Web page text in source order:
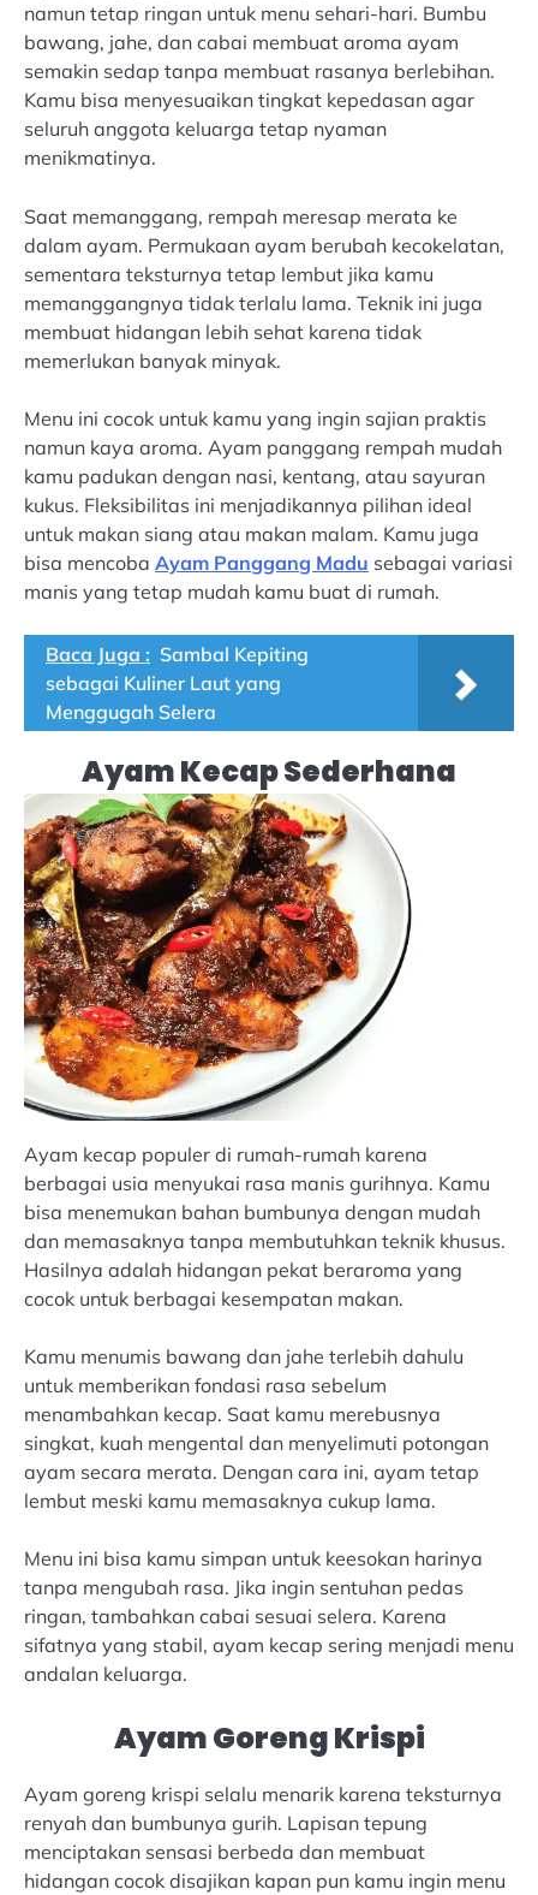
namun tetap ringan untuk menu sehari-hari. Bumbu
bawang, jahe, dan cabai membuat aroma ayam
semakin sedap tanpa membuat rasanya berlebihan.
Kamu bisa menyesuaikan tingkat kepedasan agar
seluruh anggota keluarga tetap nyaman
menikmatinya.
Saat memanggang, rempah meresap merata ke
dalam ayam. Permukaan ayam berubah kecokelatan,
sementara teksturnya tetap lembut jika kamu
memanggangnya tidak terlalu lama. Teknik ini juga
membuat hidangan lebih sehat karena tidak
memerlukan banyak minyak.
Menu ini cocok untuk kamu yang ingin sajian praktis
namun kaya aroma. Ayam panggang rempah mudah
kamu padukan dengan nasi, kentang, atau sayuran
kukus. Fleksibilitas ini menjadikannya pilihan ideal
untuk makan siang atau makan malam. Kamu juga
bisa mencoba Ayam Panggang Madu sebagai variasi
manis yang tetap mudah kamu buat di rumah.
Baca Juga : Sambal Kepiting
sebagai Kuliner Laut yang
Menggugah Selera
Ayam Kecap Sederhana
Ayam kecap populer di rumah-rumah karena
berbagai usia menyukai rasa manis gurihnya. Kamu
bisa menemukan bahan bumbunya dengan mudah
dan memasaknya tanpa membutuhkan teknik khusus.
Hasilnya adalah hidangan pekat beraroma yang
cocok untuk berbagai kesempatan makan.
Kamu menumis bawang dan jahe terlebih dahulu
untuk memberikan fondasi rasa sebelum
menambahkan kecap. Saat kamu merebusnya
singkat, kuah mengental dan menyelimuti potongan
ayam secara merata. Dengan cara ini, ayam tetap
lembut meski kamu memasaknya cukup lama.
Menu ini bisa kamu simpan untuk keesokan harinya
tanpa mengubah rasa. Jika ingin sentuhan pedas
ringan, tambahkan cabai sesuai selera. Karena
sifatnya yang stabil, ayam kecap sering menjadi menu
andalan keluarga.
Ayam Goreng Krispi
Ayam goreng krispi selalu menarik karena teksturnya
renyah dan bumbunya gurih. Lapisan tepung
menciptakan sensasi berbeda dan membuat
hidangan cocok disajikan kapan pun kamu ingin menu